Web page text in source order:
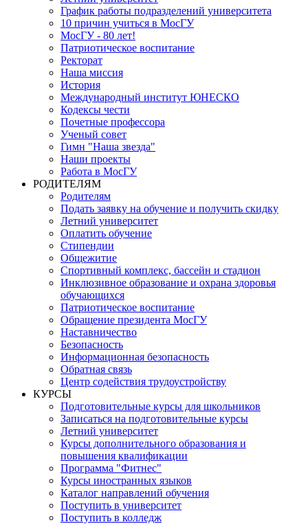
График работы подразделений университета
10 причин учиться в МосГУ
МосГУ - 80 лет!
Патриотическое воспитание
Ректорат
Наша миссия
История
Международный институт ЮНЕСКО
Кодексы чести
Почетные профессора
Ученый совет
Гимн "Наша звезда"
Наши проекты
Работа в МосГУ
РОДИТЕЛЯМ
Родителям
Подать заявку на обучение и получить скидку
Летний университет
Оплатить обучение
Стипендии
Общежитие
Спортивный комплекс, бассейн и стадион
Инклюзивное образование и охрана здоровья
обучающихся
Патриотическое воспитание
Обращение президента МосГУ
Наставничество
Безопасность
Информационная безопасность
Обратная связь
Центр содействия трудоустройству
КУРСЫ
Подготовительные курсы для школьников
Записаться на подготовительные курсы
Летний университет
Курсы дополнительного образования и
повышения квалификации
Программа "Фитнес"
Курсы иностранных языков
Каталог направлений обучения
Поступить в университет
Поступить в колледж